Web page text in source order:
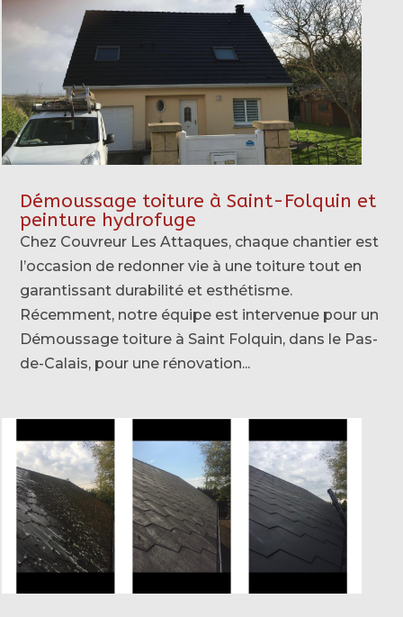
Démoussage toiture à Saint-Folquin et
peinture hydrofuge
Chez Couvreur Les Attaques, chaque chantier est
l’occasion de redonner vie à une toiture tout en
garantissant durabilité et esthétisme.
Récemment, notre équipe est intervenue pour un
Démoussage toiture à Saint Folquin, dans le Pas-
de-Calais, pour une rénovation...